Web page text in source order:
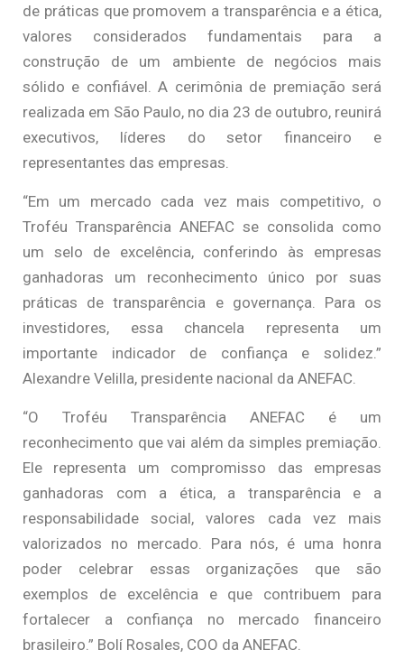
de práticas que promovem a transparência e a ética,
valores considerados fundamentais para a
construção de um ambiente de negócios mais
sólido e confiável. A cerimônia de premiação será
realizada em São Paulo, no dia 23 de outubro, reunirá
executivos, líderes do setor financeiro e
representantes das empresas.
“Em um mercado cada vez mais competitivo, o
Troféu Transparência ANEFAC se consolida como
um selo de excelência, conferindo às empresas
ganhadoras um reconhecimento único por suas
práticas de transparência e governança. Para os
investidores, essa chancela representa um
importante indicador de confiança e solidez.”
Alexandre Velilla, presidente nacional da ANEFAC.
“O Troféu Transparência ANEFAC é um
reconhecimento que vai além da simples premiação.
Ele representa um compromisso das empresas
ganhadoras com a ética, a transparência e a
responsabilidade social, valores cada vez mais
valorizados no mercado. Para nós, é uma honra
poder celebrar essas organizações que são
exemplos de excelência e que contribuem para
fortalecer a confiança no mercado financeiro
brasileiro.” Bolí Rosales, COO da ANEFAC.